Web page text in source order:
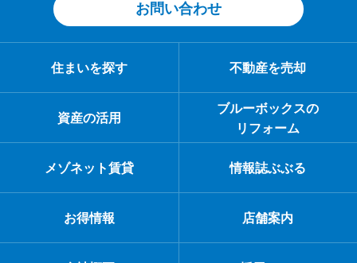
お問い合わせ
住まいを探す 不動産を売却
資産の活用
ブルーボックスの
リフォーム
メゾネット賃貸 情報誌ぶぶる
お得情報 店舗案内